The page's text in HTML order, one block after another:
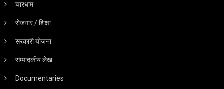
चारधाम
रोजगार / शिक्षा
सरकारी योजना
सम्पादकीय लेख
Documentaries